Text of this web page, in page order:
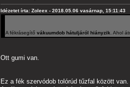
Idézetet írta: Zoleex - 2018.05.06 vasárnap, 15:11:43
A fékrásegítő vákuumdob hátuljáról hiányzik . Ahol
Ott gumi van.
Ez a fék szervódob tolórúd tűzfal között van.